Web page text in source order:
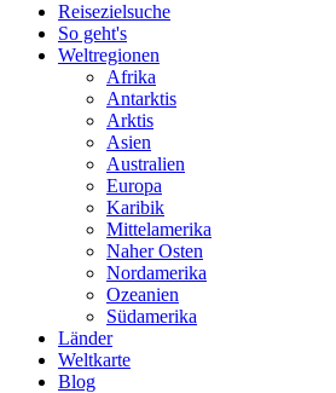
Reisezielsuche
So geht's
Weltregionen
Afrika
Antarktis
Arktis
Asien
Australien
Europa
Karibik
Mittelamerika
Naher Osten
Nordamerika
Ozeanien
Südamerika
Länder
Weltkarte
Blog